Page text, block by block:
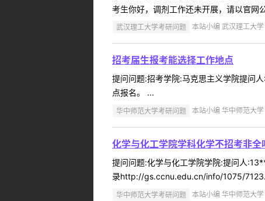
考生你好，调剂工作还未开展，请以官网
武汉理工大学考研问题 本站小编 武汉理工大
招考届生报考能选择工作地点
提问问题:招考学院:马克思主义学院提问
点报名。 ...
华中师范大学考研问题 本站小编 华中师范大
化学与化工学院学科化学不招考非全
提问问题:化学与化工学院学院:提问人
录http://gs.ccnu.edu.cn/info/1075/
华中师范大学考研问题 本站小编 华中师范大